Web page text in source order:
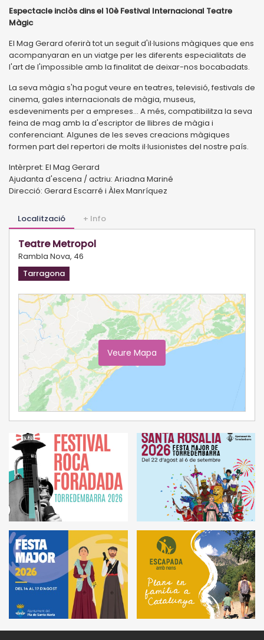
Espectacle inclòs dins el 10è Festival Internacional Teatre
Màgic
El Mag Gerard oferirà tot un seguit d'il·lusions màgiques que ens
acompanyaran en un viatge per les diferents especialitats de
l'art de l'impossible amb la finalitat de deixar-nos bocabadats.
La seva màgia s'ha pogut veure en teatres, televisió, festivals de
cinema, gales internacionals de màgia, museus,
esdeveniments per a empreses... A més, compatibilitza la seva
feina de mag amb la d'escriptor de llibres de màgia i
conferenciant. Algunes de les seves creacions màgiques
formen part del repertori de molts il·lusionistes del nostre país.
Intèrpret: El Mag Gerard
Ajudanta d'escena / actriu: Ariadna Mariné
Direcció: Gerard Escarré i Àlex Manríquez
Localització + Info
Teatre Metropol
Rambla Nova, 46
Tarragona
Veure Mapa